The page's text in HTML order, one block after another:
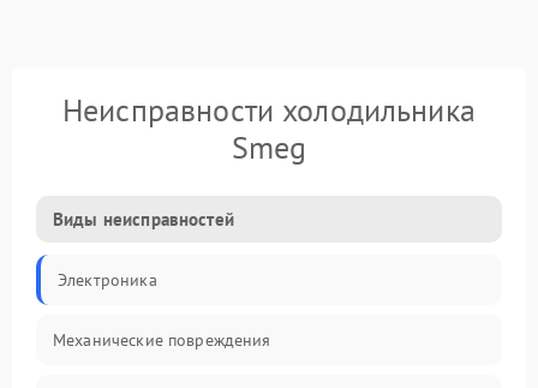
Неисправности холодильника
Smeg
Виды неисправностей
Электроника
Механические повреждения